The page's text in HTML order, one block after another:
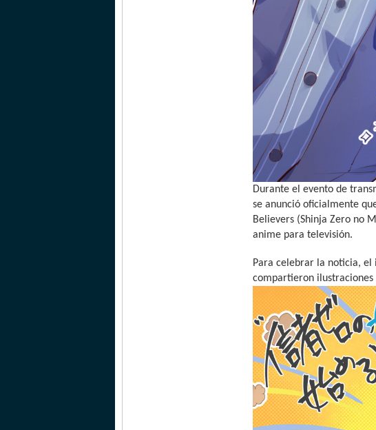
Durante el evento de
se anunció oficialmente
Believers (Shinja Zero no
anime para televisión.
Para celebrar la noticia, el
compartieron ilustraciones